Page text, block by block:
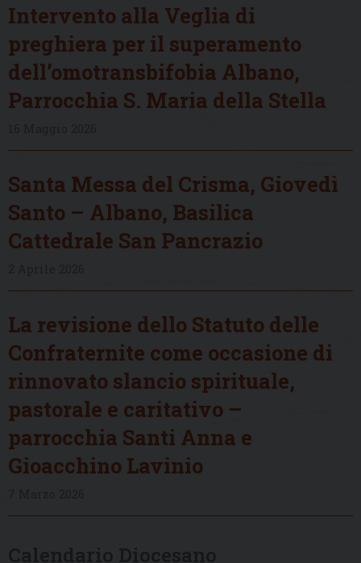
Intervento alla Veglia di
preghiera per il superamento
dell’omotransbifobia Albano,
Parrocchia S. Maria della Stella
Santa Messa del Crisma, Giovedì
Santo – Albano, Basilica
Cattedrale San Pancrazio
La revisione dello Statuto delle
Confraternite come occasione di
rinnovato slancio spirituale,
pastorale e caritativo –
parrocchia Santi Anna e
Gioacchino Lavinio